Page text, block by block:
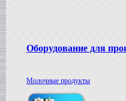
в г. Дмитров
Жиротопка
в г. Саратов
Оборудование для
Молочные продукты